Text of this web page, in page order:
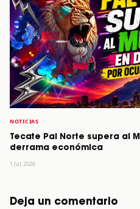
NOTICIAS
Tecate Pal Norte supera al
derrama económica
1 Jul, 2026
Deja un comentario